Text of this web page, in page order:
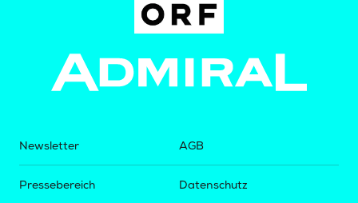
Newsletter
Pressebereich
AGB
Datenschutz